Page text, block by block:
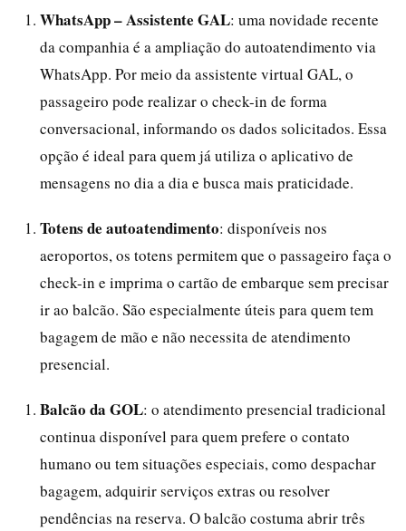
WhatsApp – Assistente GAL: uma novidade recente
da companhia é a ampliação do autoatendimento via
WhatsApp. Por meio da assistente virtual GAL, o
passageiro pode realizar o check-in de forma
conversacional, informando os dados solicitados. Essa
opção é ideal para quem já utiliza o aplicativo de
mensagens no dia a dia e busca mais praticidade.
Totens de autoatendimento: disponíveis nos
aeroportos, os totens permitem que o passageiro faça o
check-in e imprima o cartão de embarque sem precisar
ir ao balcão. São especialmente úteis para quem tem
bagagem de mão e não necessita de atendimento
presencial.
Balcão da GOL: o atendimento presencial tradicional
continua disponível para quem prefere o contato
humano ou tem situações especiais, como despachar
bagagem, adquirir serviços extras ou resolver
pendências na reserva. O balcão costuma abrir três